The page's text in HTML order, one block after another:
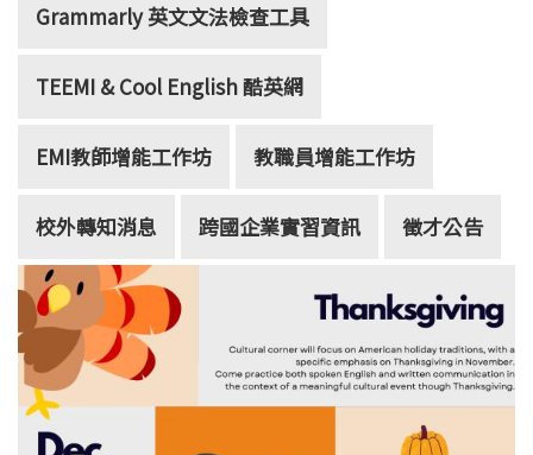
Grammarly 英文文法檢查工具
TEEMI & Cool English 酷英網
EMI教師增能工作坊 教職員增能工作坊
校外轉知消息 跨國企業實習資訊 徵才公告